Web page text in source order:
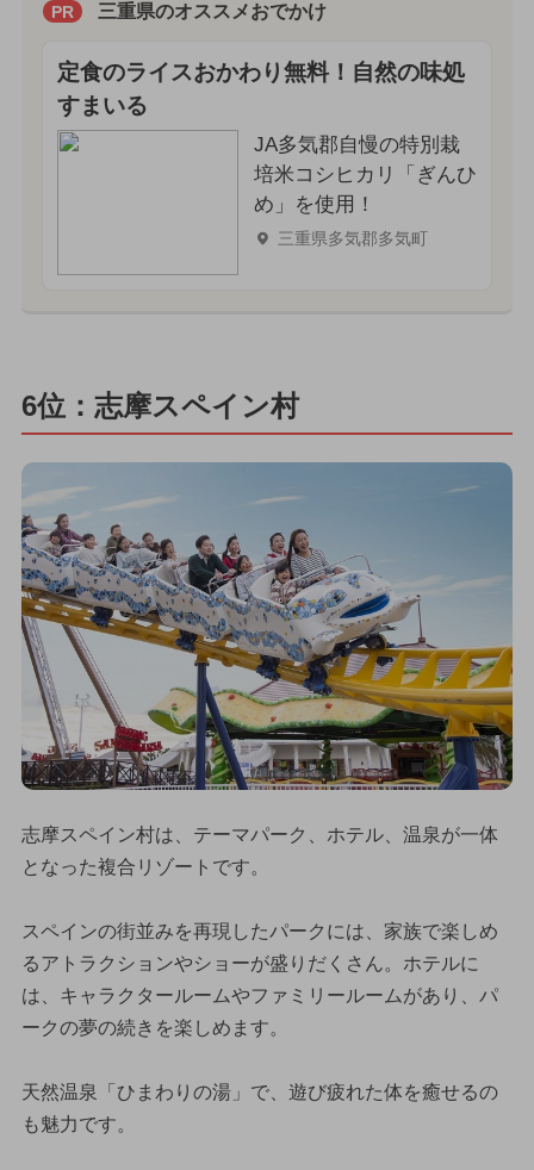
PR 三重県のオススメおでかけ
定食のライスおかわり無料！自然の味処
すまいる
JA多気郡自慢の特別栽
培米コシヒカリ「ぎんひ
め」を使用！
三重県多気郡多気町
6位：志摩スペイン村
志摩スペイン村は、テーマパーク、ホテル、温泉が一体
となった複合リゾートです。
スペインの街並みを再現したパークには、家族で楽しめ
るアトラクションやショーが盛りだくさん。ホテルに
は、キャラクタールームやファミリールームがあり、パ
ークの夢の続きを楽しめます。
天然温泉「ひまわりの湯」で、遊び疲れた体を癒せるの
も魅力です。